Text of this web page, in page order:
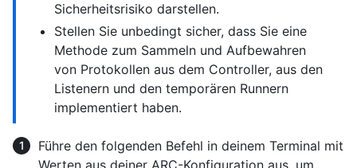
Sicherheitsrisiko darstellen.
Stellen Sie unbedingt sicher, dass Sie eine
Methode zum Sammeln und Aufbewahren
von Protokollen aus dem Controller, aus den
Listenern und den temporären Runnern
implementiert haben.
Führe den folgenden Befehl in deinem Terminal mit